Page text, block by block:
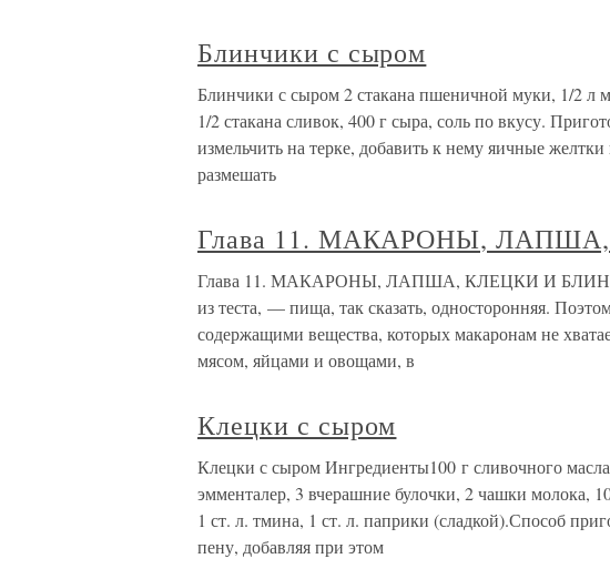
Блинчики с сыром
Блинчики с сыром 2 стакана пшеничной муки, 1/2 л
1/2 стакана сливок, 400 г сыра, соль по вкусу.
измельчить на терке, добавить к нему яичные
размешать
Глава 11. МАКАРОНЫ,
Глава 11. МАКАРОНЫ, ЛАПША, КЛЕЦКИ И
из теста, — пища, так сказать, односторонняя.
содержащими вещества, которых макаронам не
мясом, яйцами и овощами, в
Клецки с сыром
Клецки с сыром Ингредиенты100 г сливочного
эмменталер, 3 вчерашние булочки, 2 чашки молока,
1 ст. л. тмина, 1 ст. л. паприки (сладкой).Способ
пену, добавляя при этом